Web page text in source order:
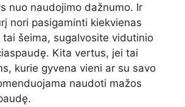
nuo naudojimo dažnumo. Ir
nori pasigaminti kiekvienas
šeima, sugalvosite vidutinio
Kita vertus, jei tai
kurie gyvena vieni ar su savo
naudoti mažos